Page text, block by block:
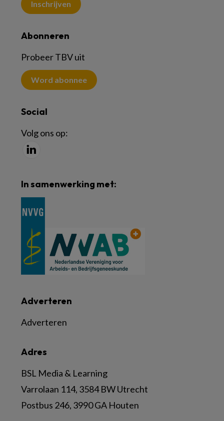
Inschrijven
Abonneren
Probeer TBV uit
Word abonnee
Social
Volg ons op:
Adres
BSL Media & Learning
Varrolaan 114, 3584 BW Utrecht
Postbus 246, 3990 GA Houten
Adverteren
Adverteren
In samenwerking met: